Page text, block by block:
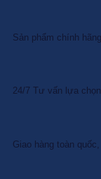
Sản phẩm chính
24/7 Tư vấn lựa
Giao hàng toàn